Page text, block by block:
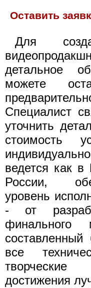
Оставить
Для
детальное
можете
Специалист
уточнить
стоимость
ведется как
России,
уровень
- от
финального
все
достижения